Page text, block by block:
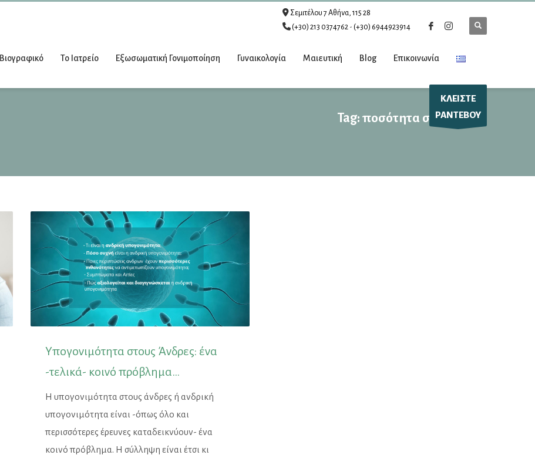
Σεμιτέλου 7 Αθήνα, 115 28
(+30) 213 0374762 - (+30) 6944923914
Βιογραφικό Το Ιατρείο Εξωσωματική Γονιμοποίηση Γυναικολογία Μαιευτική Blog Επικοινωνία
ΚΛΕΙΣΤΕ
ΡΑΝΤΕΒΟΥ
Tag: ποσότητα σπέρματος
Υπογονιμότητα στους Άνδρες: ένα
-τελικά- κοινό πρόβλημα…
Η υπογονιμότητα στους άνδρες ή ανδρική
υπογονιμότητα είναι -όπως όλο και
περισσότερες έρευνες καταδεικνύουν- ένα
κοινό πρόβλημα. Η σύλληψη είναι έτσι κι